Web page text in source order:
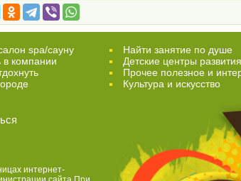
spa/сауну
в компании
Найти занятие по душе
Детские центры развития
Прочее полезное и
Культура и искусство
интернет-